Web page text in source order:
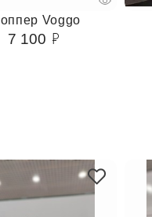
Voggo
7 100